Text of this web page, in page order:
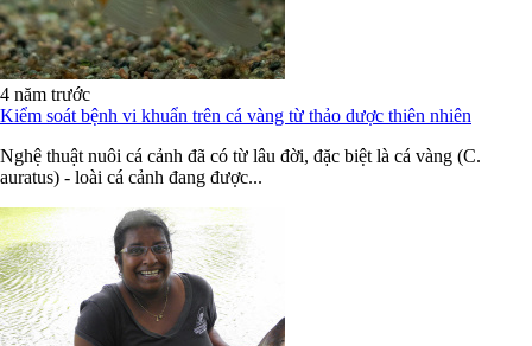
4 năm trước
Kiểm soát bệnh vi khuẩn trên cá vàng từ thảo dược thiên nhiên
Nghệ thuật nuôi cá cảnh đã có từ lâu đời, đặc biệt là cá vàng (C.
auratus) - loài cá cảnh đang được...